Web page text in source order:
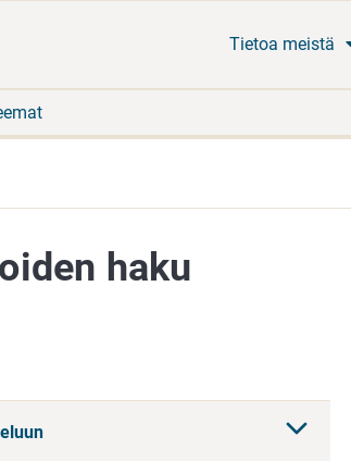
Tietoa meistä
haku